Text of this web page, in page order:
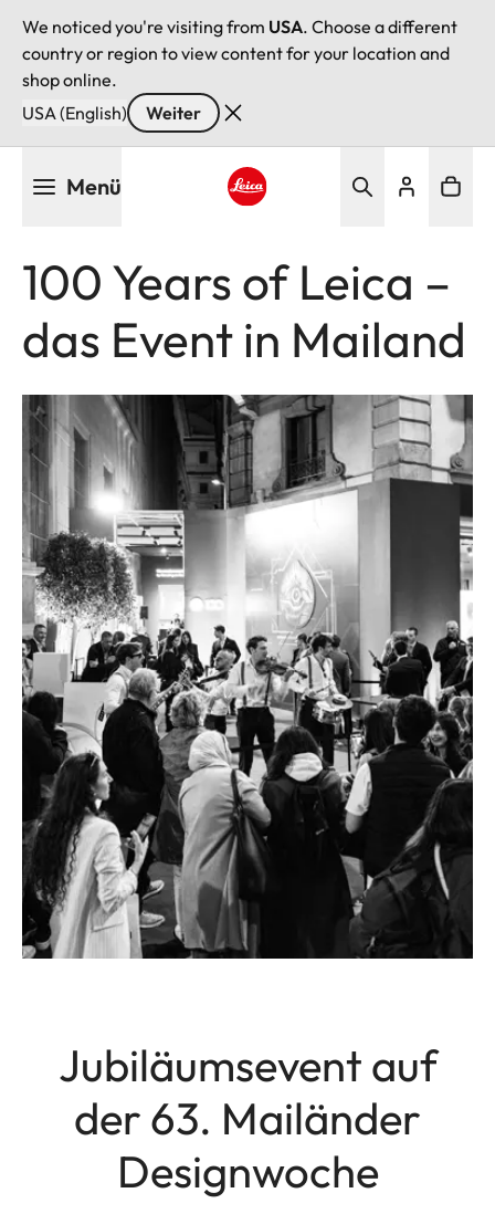
We noticed you're visiting from USA. Choose a different
country or region to view content for your location and
shop online.
USA (English)
Weiter
Menü
100 Years of Leica –
das Event in Mailand
Jubiläumsevent auf
der 63. Mailänder
Designwoche